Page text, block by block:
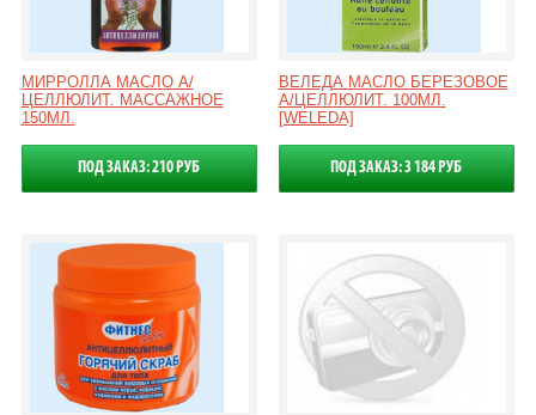
МИРРОЛЛА МАСЛО А/
ЦЕЛЛЮЛИТ. МАССАЖНОЕ
150МЛ.
ПОД ЗАКАЗ: 210 РУБ
ВЕЛЕДА МАСЛО БЕРЕЗОВОЕ
А/ЦЕЛЛЮЛИТ. 100МЛ.
[WELEDA]
ПОД ЗАКАЗ: 3 184 РУБ